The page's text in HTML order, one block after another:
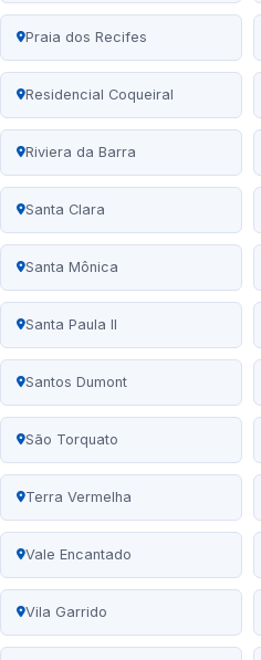
Praia dos Recifes
Residencial Coqueiral
Riviera da Barra
Santa Clara
Santa Mônica
Santa Paula II
Santos Dumont
São Torquato
Terra Vermelha
Vale Encantado
Vila Garrido